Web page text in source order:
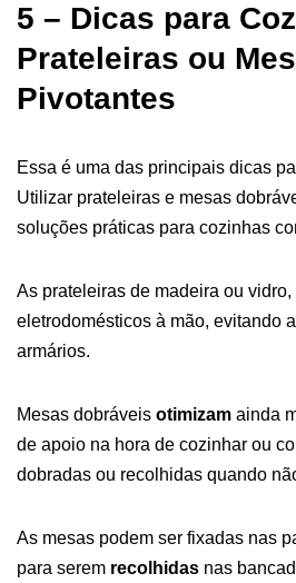
5 – Dicas para
Prateleiras ou
Pivotantes
Essa é uma das principais dicas
Utilizar prateleiras e mesas
soluções práticas para cozinhas
As prateleiras de madeira ou
eletrodomésticos à mão, evitando
armários.
Mesas dobráveis otimizam ainda
de apoio na hora de cozinhar ou
dobradas ou recolhidas quando
As mesas podem ser fixadas nas
para serem recolhidas nas